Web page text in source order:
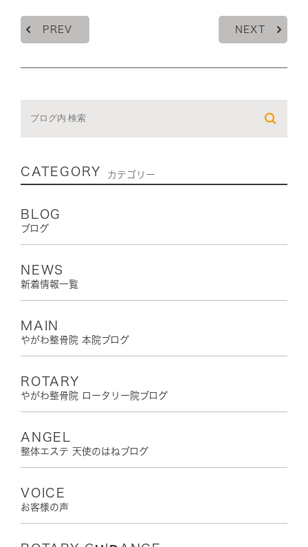
PREV NEXT
CATEGORY カテゴリー
BLOG
ブログ
NEWS
新着情報一覧
MAIN
やがわ整骨院 本院ブログ
ROTARY
やがわ整骨院 ロータリー院ブログ
ANGEL
整体エステ 天使のはねブログ
VOICE
お客様の声